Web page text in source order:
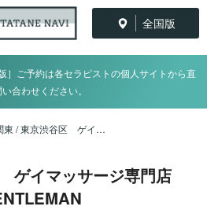
全国版
］ご予約は各セラピストの個人サイトから直
合わせください。
関東 / 東京渋谷区 ゲイマッサージ専門店 GENTLEMAN
ゲイマッサージ専門店